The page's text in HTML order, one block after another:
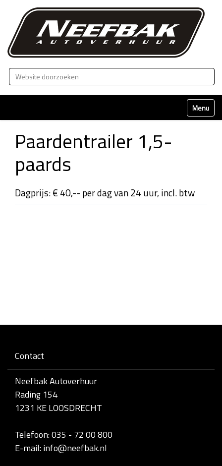
Zoek
Klap
Paardentrailer 1,5-
paards
Dagprijs: € 40,-- per dag van 24 uur, incl. btw
Contact
Neefbak Autoverhuur
Rading 154
1231 KE LOOSDRECHT
Telefoon: 035 - 72 00 800
E-mail: info@neefbak.nl